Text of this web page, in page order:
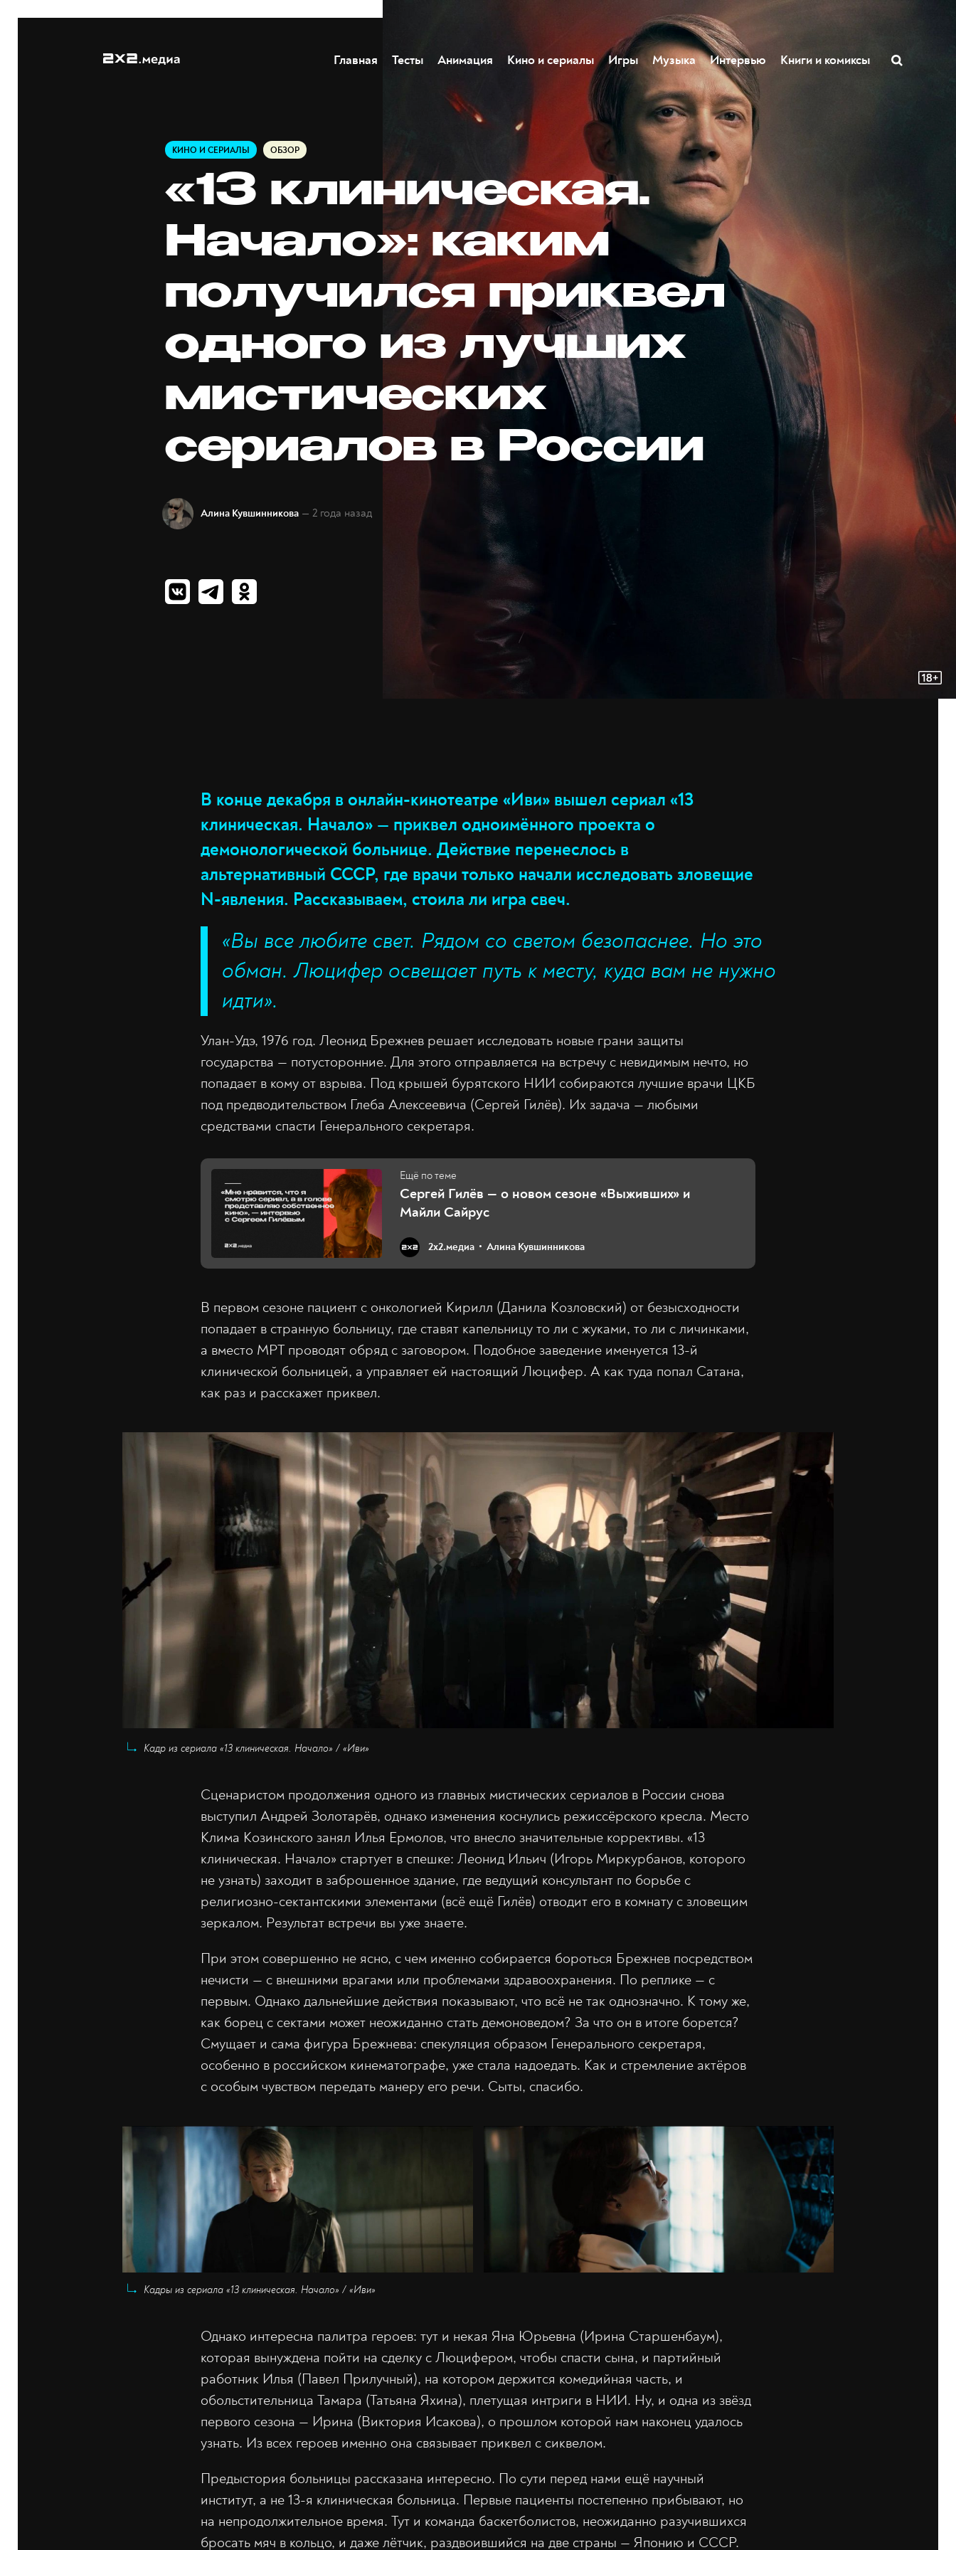
Главная Тесты Анимация Кино и сериалы Игры Музыка Интервью Книги и комиксы
КИНО И СЕРИАЛЫ ОБЗОР
«13 клиническая.
Начало»: каким
получился приквел
одного из лучших
мистических
сериалов в России
Алина Кувшинникова — 2 года назад
В конце декабря в онлайн-кинотеатре «Иви» вышел сериал «13
клиническая. Начало» — приквел одноимённого проекта о
демонологической больнице. Действие перенеслось в
альтернативный СССР, где врачи только начали исследовать зловещие
N-явления. Рассказываем, стоила ли игра свеч.
«Вы все любите свет. Рядом со светом безопаснее. Но это
обман. Люцифер освещает путь к месту, куда вам не нужно
идти».
Улан-Удэ, 1976 год. Леонид Брежнев решает исследовать новые грани защиты
государства — потусторонние. Для этого отправляется на встречу с невидимым нечто, но
попадает в кому от взрыва. Под крышей бурятского НИИ собираются лучшие врачи ЦКБ
под предводительством Глеба Алексеевича (Сергей Гилёв). Их задача — любыми
средствами спасти Генерального секретаря.
Сергей Гилёв — о новом сезоне «Выживших» и
Майли Сайрус
2х2.медиа Алина Кувшинникова
В первом сезоне пациент с онкологией Кирилл (Данила Козловский) от безысходности
попадает в странную больницу, где ставят капельницу то ли с жуками, то ли с личинками,
а вместо МРТ проводят обряд с заговором. Подобное заведение именуется 13-й
клинической больницей, а управляет ей настоящий Люцифер. А как туда попал Сатана,
как раз и расскажет приквел.
Кадр из сериала «13 клиническая. Начало» / «Иви»
Сценаристом продолжения одного из главных мистических сериалов в России снова
выступил Андрей Золотарёв, однако изменения коснулись режиссёрского кресла. Место
Клима Козинского занял Илья Ермолов, что внесло значительные коррективы. «13
клиническая. Начало» стартует в спешке: Леонид Ильич (Игорь Миркурбанов, которого
не узнать) заходит в заброшенное здание, где ведущий консультант по борьбе с
религиозно-сектантскими элементами (всё ещё Гилёв) отводит его в комнату с зловещим
зеркалом. Результат встречи вы уже знаете.
При этом совершенно не ясно, с чем именно собирается бороться Брежнев посредством
нечисти — с внешними врагами или проблемами здравоохранения. По реплике — с
первым. Однако дальнейшие действия показывают, что всё не так однозначно. К тому же,
как борец с сектами может неожиданно стать демоноведом? За что он в итоге борется?
Смущает и сама фигура Брежнева: спекуляция образом Генерального секретаря,
особенно в российском кинематографе, уже стала надоедать. Как и стремление актёров
с особым чувством передать манеру его речи. Сыты, спасибо.
Кадры из сериала «13 клиническая. Начало» / «Иви»
Однако интересна палитра героев: тут и некая Яна Юрьевна (Ирина Старшенбаум),
которая вынуждена пойти на сделку с Люцифером, чтобы спасти сына, и партийный
работник Илья (Павел Прилучный), на котором держится комедийная часть, и
обольстительница Тамара (Татьяна Яхина), плетущая интриги в НИИ. Ну, и одна из звёзд
первого сезона — Ирина (Виктория Исакова), о прошлом которой нам наконец удалось
узнать. Из всех героев именно она связывает приквел с сиквелом.
Предыстория больницы рассказана интересно. По сути перед нами ещё научный
институт, а не 13-я клиническая больница. Первые пациенты постепенно прибывают, но
на непродолжительное время. Тут и команда баскетболистов, неожиданно разучившихся
бросать мяч в кольцо, и даже лётчик, раздвоившийся на две страны — Японию и СССР.